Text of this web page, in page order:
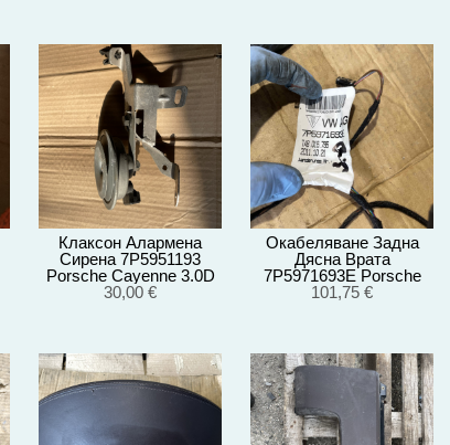
Клаксон Алармена
Сирена 7P5951193
Porsche Cayenne 3.0D
92A/EG22/2012 007524
30,00 €
Окабеляване Задна
Дясна Врата
7P5971693E Porsche
Cayenne 3.0D
101,75 €